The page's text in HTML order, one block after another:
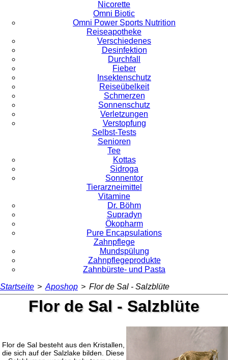
Nicorette
Omni Biotic
Omni Power Sports Nutrition
Reiseapotheke
Verschiedenes
Desinfektion
Durchfall
Fieber
Insektenschutz
Reiseübelkeit
Schmerzen
Sonnenschutz
Verletzungen
Verstopfung
Selbst-Tests
Senioren
Tee
Kottas
Sidroga
Sonnentor
Tierarzneimittel
Vitamine
Dr. Böhm
Supradyn
Ökopharm
Pure Encapsulations
Zahnpflege
Mundspülung
Zahnpflegeprodukte
Zahnbürste- und Pasta
Startseite > Aposhop > Flor de Sal - Salzblüte
Flor de Sal - Salzblüte
Flor de Sal besteht aus den Kristallen,
die sich auf der Salzlake bilden. Diese